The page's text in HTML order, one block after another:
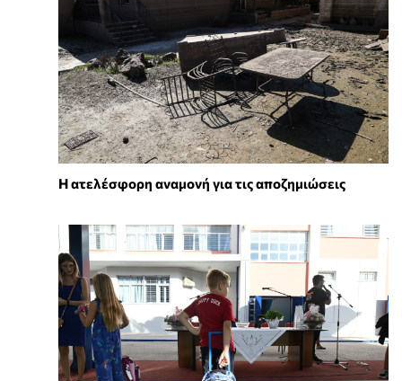
Η ατελέσφορη αναμονή για τις αποζημιώσεις